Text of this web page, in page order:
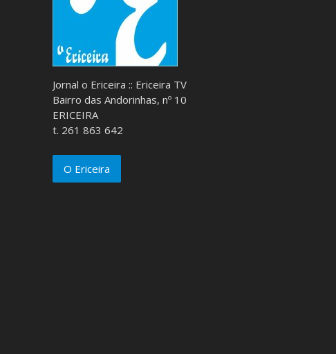
Jornal o Ericeira :: Ericeira TV
Bairro das Andorinhas, nº 10
ERICEIRA
t. 261 863 642
O Ericeira